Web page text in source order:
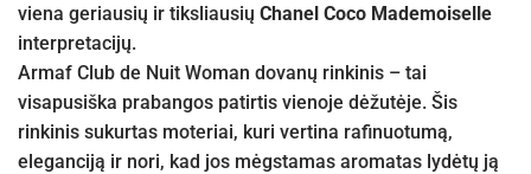
viena geriausių ir tiksliausių Chanel Coco Mademoiselle
interpretacijų.
Armaf Club de Nuit Woman dovanų rinkinis – tai
visapusiška prabangos patirtis vienoje dėžutėje. Šis
rinkinis sukurtas moteriai, kuri vertina rafinuotumą,
eleganciją ir nori, kad jos mėgstamas aromatas lydėtų ją